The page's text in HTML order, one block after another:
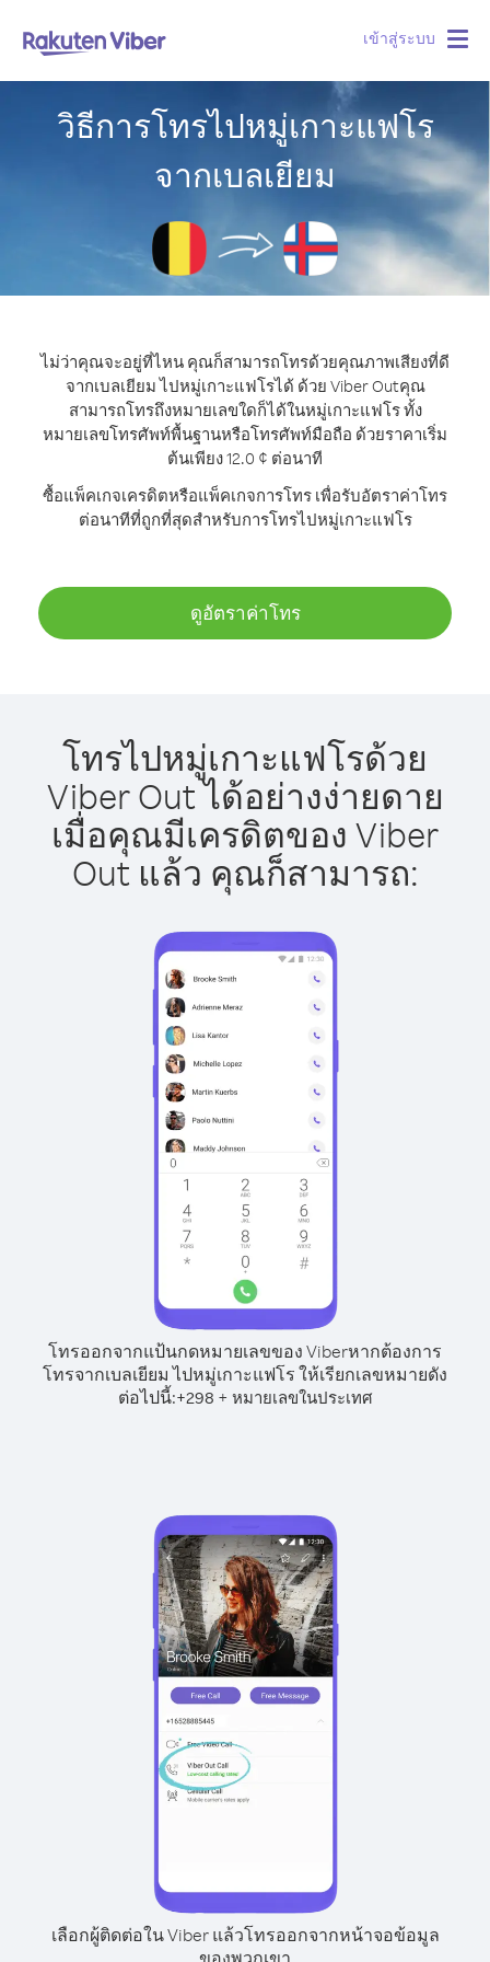
เข้าสู่ระบบ
วิธีการโทรไปหมู่เกาะแฟโร
จากเบลเยียม
ไม่ว่าคุณจะอยู่ที่ไหน คุณก็สามารถโทรด้วยคุณภาพเสียงที่ดี
จากเบลเยียม ไปหมู่เกาะแฟโรได้ ด้วย Viber Outคุณ
สามารถโทรถึงหมายเลขใดก็ได้ในหมู่เกาะแฟโร ทั้ง
หมายเลขโทรศัพท์พื้นฐานหรือโทรศัพท์มือถือ ด้วยราคาเริ่ม
ต้นเพียง 12.0 ¢ ต่อนาที
ซื้อแพ็คเกจเครดิตหรือแพ็คเกจการโทร เพื่อรับอัตราค่าโทร
ต่อนาทีที่ถูกที่สุดสำหรับการโทรไปหมู่เกาะแฟโร
ดูอัตราค่าโทร
โทรไปหมู่เกาะแฟโรด้วย
Viber Out ได้อย่างง่ายดาย
เมื่อคุณมีเครดิตของ Viber
Out แล้ว คุณก็สามารถ:
โทรออกจากแป้นกดหมายเลขของ Viberหากต้องการ
โทรจากเบลเยียม ไปหมู่เกาะแฟโร ให้เรียกเลขหมายดัง
ต่อไปนี้:+298 + หมายเลขในประเทศ
เลือกผู้ติดต่อใน Viber แล้วโทรออกจากหน้าจอข้อมูล
ของพวกเขา